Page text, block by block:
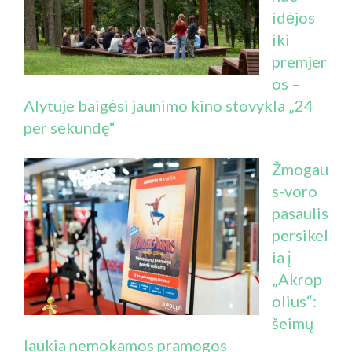
idėjos
iki
premjer
os –
Alytuje baigėsi jaunimo kino stovykla „24
per sekundę“
Žmogau
s-voro
pasaulis
persikel
ia į
„Akrop
olius“:
šeimų
laukia nemokamos pramogos